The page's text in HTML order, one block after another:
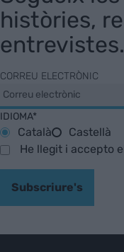
històries,
entrevistes.
CORREU ELECTRÒNIC
IDIOMA*
Català
Castellà
He llegit i accepto
Subscriure's